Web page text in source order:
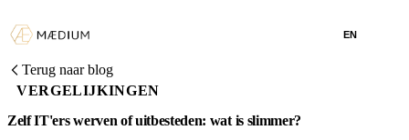
EN
Terug naar blog
VERGELIJKINGEN
Zelf IT'ers werven of uitbesteden: wat is slimmer?